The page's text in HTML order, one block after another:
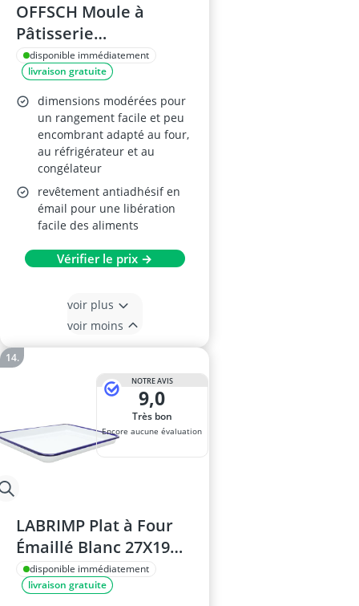
OFFSCH Moule à
Pâtisserie
Rectangulaire 20x30
Cm
disponible immédiatement
livraison gratuite
dimensions modérées pour
un rangement facile et peu
encombrant adapté au four,
au réfrigérateur et au
congélateur
revêtement antiadhésif en
émail pour une libération
facile des aliments
Vérifier le prix →
voir plus
voir moins
NOTRE AVIS
9,0
Très bon
Encore aucune évaluation
LABRIMP Plat à Four
Émaillé Blanc 27X19
CM
disponible immédiatement
livraison gratuite